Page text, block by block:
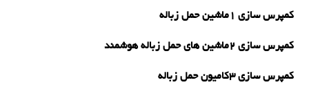
کمپرس سازی 1ماشین حمل زباله
کمپرس سازی 2ماشین های حمل زباله هوشمند
کمپرس سازی 3کامیون حمل زباله